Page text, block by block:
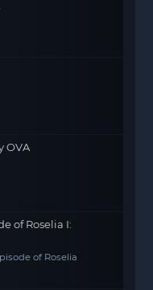
OVA
of Roselia I:
of Roselia